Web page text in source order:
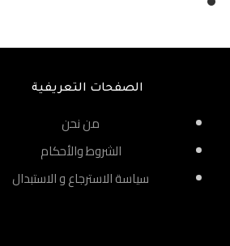
الصفحات التعريفية
من نحن
الشروط والأحكام
سياسة الاسترجاع و الاستبدال